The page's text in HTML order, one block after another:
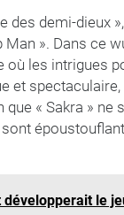
des demi-dieux
Man ». Dans ce
où les intrigues
et
que « Sakra »
le